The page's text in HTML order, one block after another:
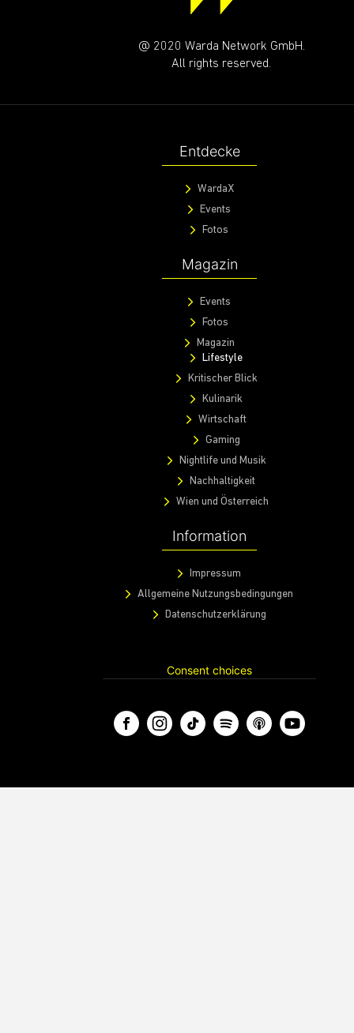
@ 2020 Warda Network GmbH.
All rights reserved.
Entdecke
WardaX
Events
Fotos
Magazin
Events
Fotos
Magazin
Lifestyle
Kritischer Blick
Kulinarik
Wirtschaft
Gaming
Nightlife und Musik
Nachhaltigkeit
Wien und Österreich
Information
Impressum
Allgemeine Nutzungsbedingungen
Datenschutzerklärung
Consent choices